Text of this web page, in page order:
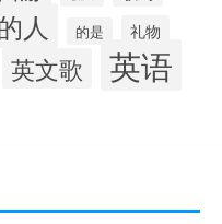
人 的是 礼物
英文歌 英语